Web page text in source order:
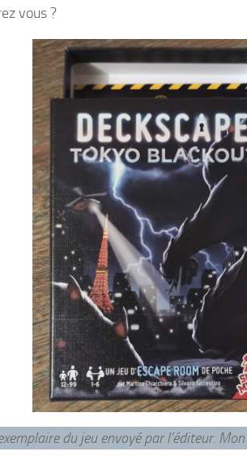
vous ?
du jeu envoyé par l’éditeur.